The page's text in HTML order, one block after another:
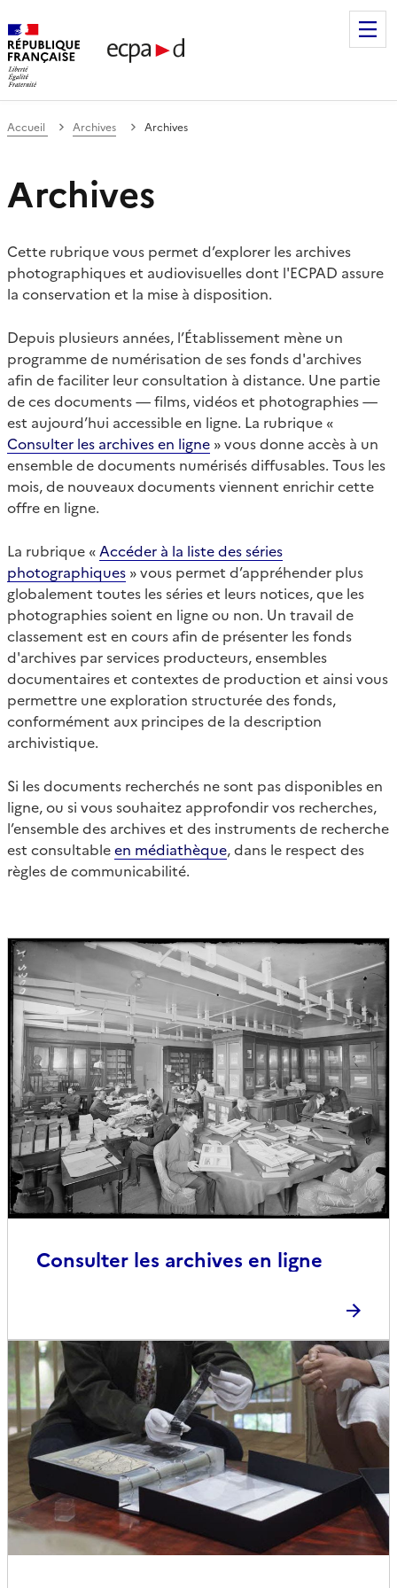
de communication et de production
Accueil Archives Archives
Archives
Cette rubrique vous permet d’explorer les archives
photographiques et audiovisuelles dont l'ECPAD assure
la conservation et la mise à disposition.
Depuis plusieurs années, l’Établissement mène un
programme de numérisation de ses fonds d'archives
afin de faciliter leur consultation à distance. Une partie
de ces documents — films, vidéos et photographies —
est aujourd’hui accessible en ligne. La rubrique «
Consulter les archives en ligne » vous donne accès à un
ensemble de documents numérisés diffusables. Tous les
mois, de nouveaux documents viennent enrichir cette
offre en ligne.
La rubrique « Accéder à la liste des séries
photographiques » vous permet d’appréhender plus
globalement toutes les séries et leurs notices, que les
photographies soient en ligne ou non. Un travail de
classement est en cours afin de présenter les fonds
d'archives par services producteurs, ensembles
documentaires et contextes de production et ainsi vous
permettre une exploration structurée des fonds,
conformément aux principes de la description
archivistique.
Si les documents recherchés ne sont pas disponibles en
ligne, ou si vous souhaitez approfondir vos recherches,
l’ensemble des archives et des instruments de recherche
est consultableen médiathèque, dans le respect des
règles de communicabilité.
Consulter les archives en ligne